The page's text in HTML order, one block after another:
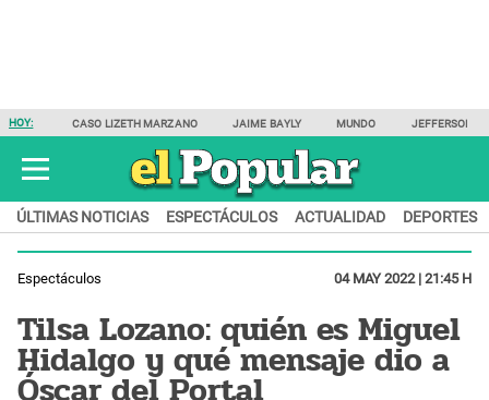
HOY: CASO LIZETH MARZANO JAIME BAYLY MUNDO JEFFERSON
ÚLTIMAS NOTICIAS ESPECTÁCULOS ACTUALIDAD DEPORTES
Espectáculos 04 MAY 2022 | 21:45 H
Tilsa Lozano: quién es Miguel
Hidalgo y qué mensaje dio a